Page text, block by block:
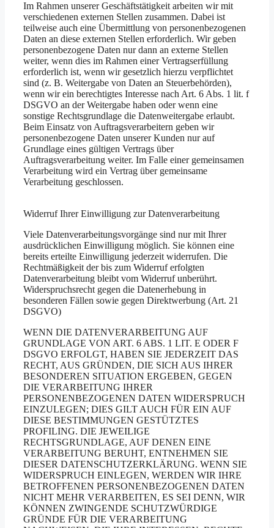
Im Rahmen unserer Geschäftstätigkeit arbeiten wir mit
verschiedenen externen Stellen zusammen. Dabei ist
teilweise auch eine Übermittlung von personenbezogenen
Daten an diese externen Stellen erforderlich. Wir geben
personenbezogene Daten nur dann an externe Stellen
weiter, wenn dies im Rahmen einer Vertragserfüllung
erforderlich ist, wenn wir gesetzlich hierzu verpflichtet
sind (z. B. Weitergabe von Daten an Steuerbehörden),
wenn wir ein berechtigtes Interesse nach Art. 6 Abs. 1 lit. f
DSGVO an der Weitergabe haben oder wenn eine
sonstige Rechtsgrundlage die Datenweitergabe erlaubt.
Beim Einsatz von Auftragsverarbeitern geben wir
personenbezogene Daten unserer Kunden nur auf
Grundlage eines gültigen Vertrags über
Auftragsverarbeitung weiter. Im Falle einer gemeinsamen
Verarbeitung wird ein Vertrag über gemeinsame
Verarbeitung geschlossen.
Widerruf Ihrer Einwilligung zur Datenverarbeitung
Viele Datenverarbeitungsvorgänge sind nur mit Ihrer
ausdrücklichen Einwilligung möglich. Sie können eine
bereits erteilte Einwilligung jederzeit widerrufen. Die
Rechtmäßigkeit der bis zum Widerruf erfolgten
Datenverarbeitung bleibt vom Widerruf unberührt.
Widerspruchsrecht gegen die Datenerhebung in
besonderen Fällen sowie gegen Direktwerbung (Art. 21
DSGVO)
WENN DIE DATENVERARBEITUNG AUF
GRUNDLAGE VON ART. 6 ABS. 1 LIT. E ODER F
DSGVO ERFOLGT, HABEN SIE JEDERZEIT DAS
RECHT, AUS GRÜNDEN, DIE SICH AUS IHRER
BESONDEREN SITUATION ERGEBEN, GEGEN
DIE VERARBEITUNG IHRER
PERSONENBEZOGENEN DATEN WIDERSPRUCH
EINZULEGEN; DIES GILT AUCH FÜR EIN AUF
DIESE BESTIMMUNGEN GESTÜTZTES
PROFILING. DIE JEWEILIGE
RECHTSGRUNDLAGE, AUF DENEN EINE
VERARBEITUNG BERUHT, ENTNEHMEN SIE
DIESER DATENSCHUTZERKLÄRUNG. WENN SIE
WIDERSPRUCH EINLEGEN, WERDEN WIR IHRE
BETROFFENEN PERSONENBEZOGENEN DATEN
NICHT MEHR VERARBEITEN, ES SEI DENN, WIR
KÖNNEN ZWINGENDE SCHUTZWÜRDIGE
GRÜNDE FÜR DIE VERARBEITUNG